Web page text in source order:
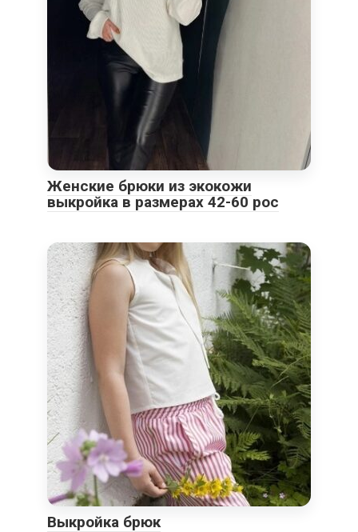
Женские брюки из экокожи
выкройка в размерах 42-60 рос
Выкройка брюк